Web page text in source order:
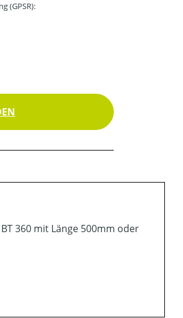
(GPSR):
360 mit Länge 500mm oder